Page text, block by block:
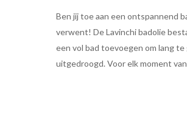
Ben jij toe aan een ontspannend
verwent! De Lavinchi badolie
een vol bad toevoegen om lang
uitgedroogd. Voor elk moment